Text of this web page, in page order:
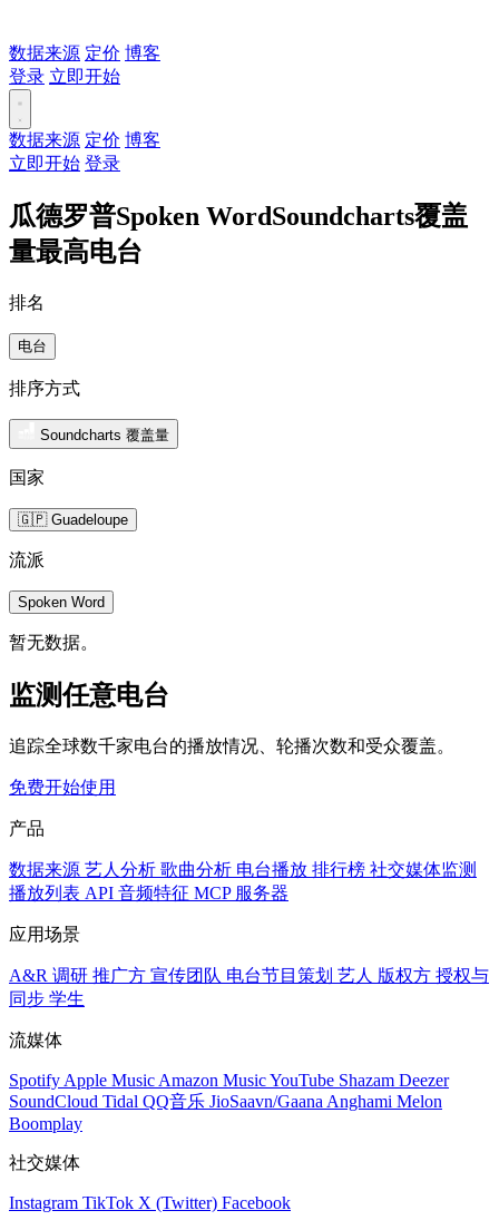
数据来源 定价 博客
登录 立即开始
数据来源 定价 博客
立即开始 登录
瓜德罗普Spoken WordSoundcharts覆盖
量最高电台
排名
电台
排序方式
Soundcharts 覆盖量
国家
🇬🇵 Guadeloupe
流派
Spoken Word
暂无数据。
监测任意电台
追踪全球数千家电台的播放情况、轮播次数和受众覆盖。
免费开始使用
产品
数据来源 艺人分析 歌曲分析 电台播放 排行榜 社交媒体监测
播放列表 API 音频特征 MCP 服务器
应用场景
A&R 调研 推广方 宣传团队 电台节目策划 艺人 版权方 授权与
同步 学生
流媒体
Spotify Apple Music Amazon MusicYouTube Shazam Deezer
SoundCloud Tidal QQ音乐 JioSaavn/Gaana Anghami Melon
Boomplay
社交媒体
Instagram TikTok X (Twitter) Facebook